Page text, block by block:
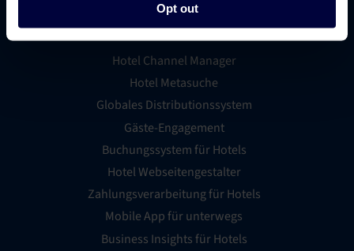
Opt out
Hotel Commerce
Hotel Channel Manager
Hotel Metasuche
Globales Distributionssystem
Gäste-Engagement
Buchungssystem für Hotels
Hotel Webseitengestalter
Zahlungsverarbeitung für Hotels
Mobile App für unterwegs
Business Insights für Hotels